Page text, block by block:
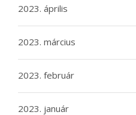
2023. április
2023. március
2023. február
2023. január